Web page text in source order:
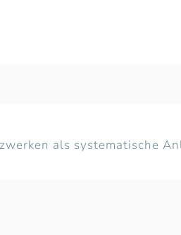
als systematische